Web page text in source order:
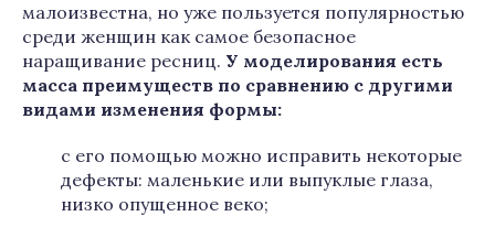
малоизвестна, но уже пользуется популярностью
среди женщин как самое безопасное
наращивание ресниц. У моделирования есть
масса преимуществ по сравнению с другими
видами изменения формы:
с его помощью можно исправить некоторые
дефекты: маленькие или выпуклые глаза,
низко опущенное веко;